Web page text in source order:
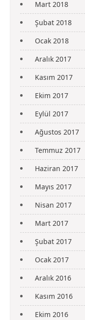
Mart 2018
Şubat 2018
Ocak 2018
Aralık 2017
Kasım 2017
Ekim 2017
Eylül 2017
Ağustos 2017
Temmuz 2017
Haziran 2017
Mayıs 2017
Nisan 2017
Mart 2017
Şubat 2017
Ocak 2017
Aralık 2016
Kasım 2016
Ekim 2016